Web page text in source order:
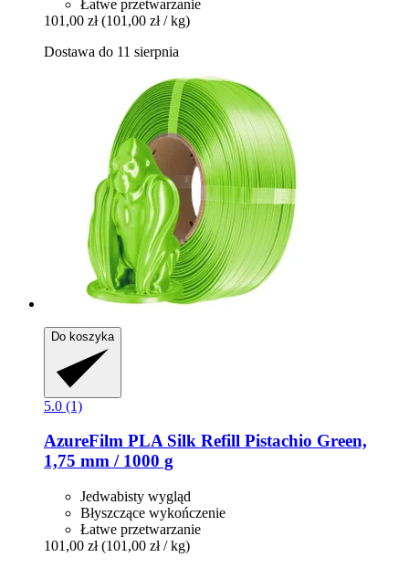
Łatwe przetwarzanie
101,00 zł (101,00 zł / kg)
Dostawa do 11 sierpnia
Do koszyka
5.0 (1)
AzureFilm PLA Silk Refill Pistachio Green,
1,75 mm / 1000 g
Jedwabisty wygląd
Błyszczące wykończenie
Łatwe przetwarzanie
101,00 zł (101,00 zł / kg)